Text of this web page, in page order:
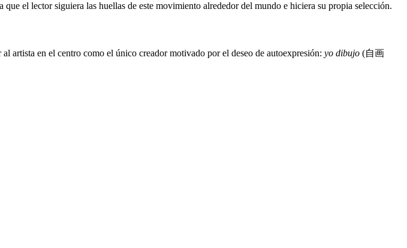
el lector siguiera las huellas de este movimiento alrededor del mundo e hiciera su propia selección.
artista en el centro como el único creador motivado por el deseo de autoexpresión: yo dibujo (自画